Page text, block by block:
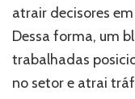
atrair decisores
Dessa forma, um
trabalhadas
no setor e atrai